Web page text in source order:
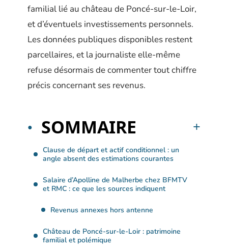
familial lié au château de Poncé-sur-le-Loir,
et d’éventuels investissements personnels.
Les données publiques disponibles restent
parcellaires, et la journaliste elle-même
refuse désormais de commenter tout chiffre
précis concernant ses revenus.
SOMMAIRE
Clause de départ et actif conditionnel : un
angle absent des estimations courantes
Salaire d’Apolline de Malherbe chez BFMTV
et RMC : ce que les sources indiquent
Revenus annexes hors antenne
Château de Poncé-sur-le-Loir : patrimoine
familial et polémique